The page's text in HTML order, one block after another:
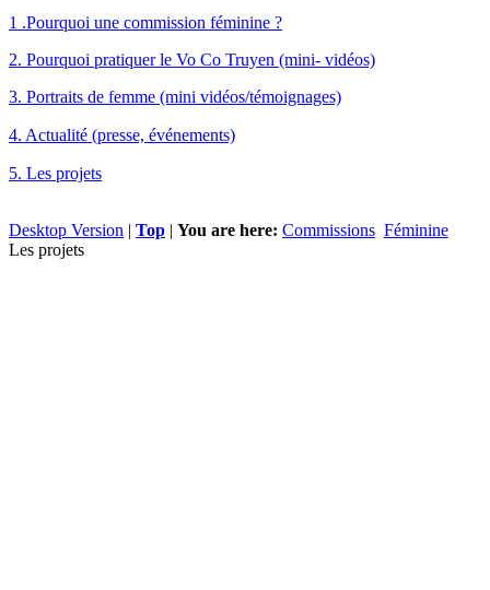
1 .Pourquoi une commission féminine ?
2. Pourquoi pratiquer le Vo Co Truyen (mini- vidéos)
3. Portraits de femme (mini vidéos/témoignages)
4. Actualité (presse, événements)
5. Les projets
Desktop Version | Top | You are here: Commissions Féminine
Les projets